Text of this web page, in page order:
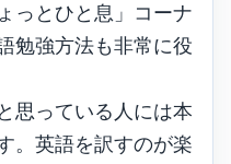
っとひと息」コーナ
勉強方法も非常に役
思っている人には本
。英語を訳すのが楽